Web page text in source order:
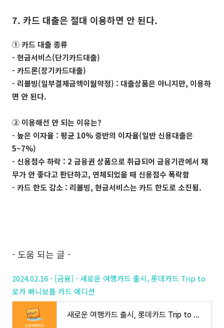
7. 카드 대출은 절대 이용하면 안 된다.
① 카드 대출 종류
- 현금서비스(단기카드대출)
- 카드론(장기카드대출)
- 리볼빙(일부결제금액이월약정) : 대출상품은 아니지만, 이용하
면 안 된다.
② 이용해선 안 되는 이유는?
- 높은 이자율 : 평균 10% 중반의 이자율(일반 신용대출은
5~7%)
- 신용점수 하락 : 2 금융권 상품으로 취급되어 금융기관에서 채
무가 안 좋다고 판단하고, 연체되었을 때 신용점수 폭락함
- 카드 한도 감소 : 리볼빙, 현금서비스는 카드 한도로 소진됨.
- 도움 되는 글 -
2024.02.16 - [금융] - 새로운 여행카드 출시, 롯데카드 Trip to
로카 빠니보틀 카드 에디션
새로운 여행카드 출시, 롯데카드 Trip to 로카 빠니보틀 카드 에디션